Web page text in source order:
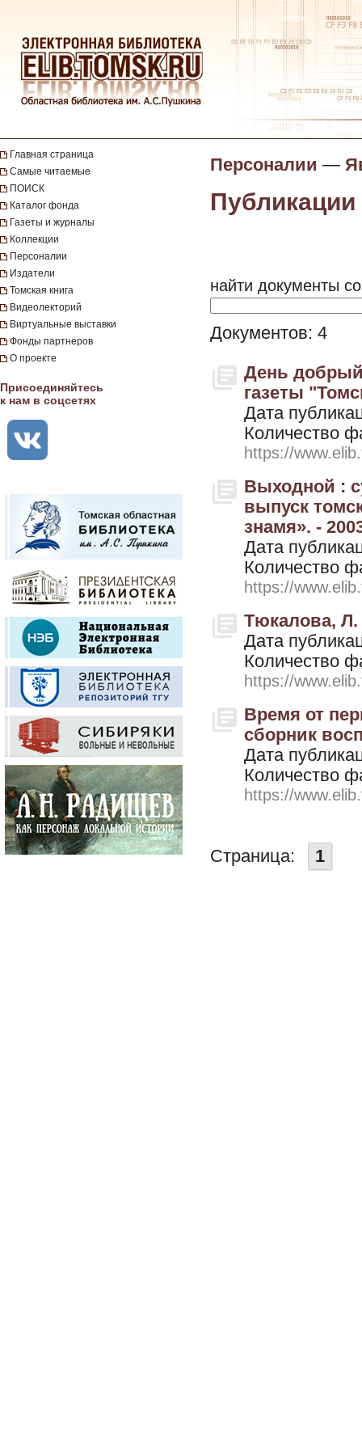
Главная страница
Самые читаемые
ПОИСК
Каталог фонда
Газеты и журналы
Коллекции
Персоналии
Издатели
Томская книга
Видеолекторий
Виртуальные выставки
Фонды партнеров
О проекте
Присоединяйтесь
к нам в соцсетях
Персоналии —
Публикации
найти документы
Документов: 4
День
газеты
Дата
Количество
https://
Выходной :
выпуск
знамя». -
Дата
Количество
https://
Тюкалова, Л.
Дата
Количество
https://
Время от
сборник
Дата
Количество
https://
Страница: 1